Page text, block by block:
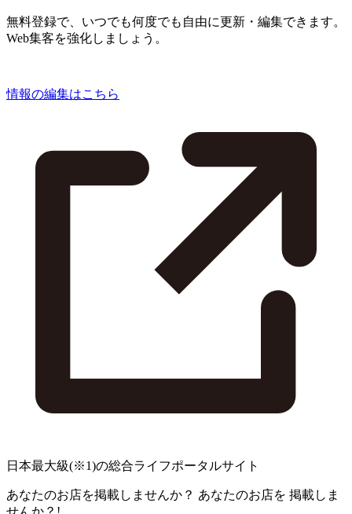
無料登録で、いつでも何度でも自由に更新・編集できます。
Web集客を強化しましょう。
情報の編集はこちら
日本最大級(※1)の総合ライフポータルサイト
あなたのお店を掲載しませんか？ あなたのお店を 掲載しま
せんか？!